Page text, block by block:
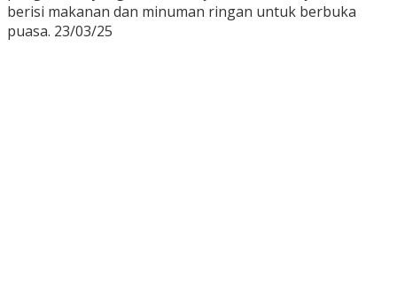
berisi makanan dan minuman ringan untuk berbuka
puasa. 23/03/25